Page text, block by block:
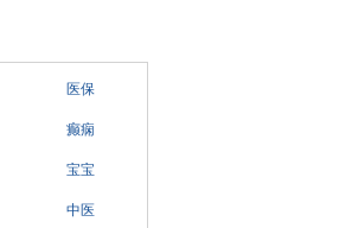
医保
癫痫
宝宝
中医